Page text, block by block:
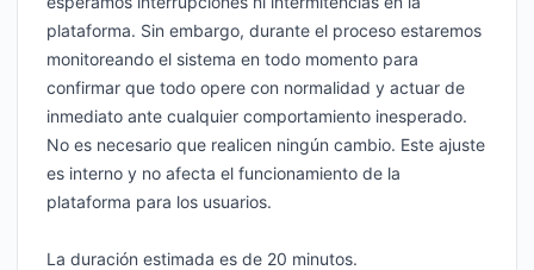
plataforma. Sin embargo, durante el proceso estaremos
monitoreando el sistema en todo momento para
confirmar que todo opere con normalidad y actuar de
inmediato ante cualquier comportamiento inesperado.
No es necesario que realicen ningún cambio. Este ajuste
es interno y no afecta el funcionamiento de la
plataforma para los usuarios.
La duración estimada es de 20 minutos.